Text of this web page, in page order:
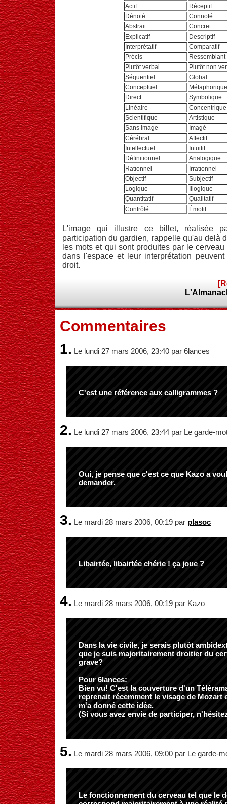
Actif
Réceptif
Dénoté
Connoté
Abstrait
Concret
Explicatif
Descriptif
Interprétatif
Comparatif
Précis
Ressemblant
Plutôt verbal
Plutôt non
Séquentiel
Global
Conceptuel
Métaphorique
Direct
Symbolique
Linéaire
Concentrique
Scientifique
Artistique
Sans image
Imagé
Cérébral
Affectif
Intellectuel
Intuitif
Définitionnel
Analogique
Rationnel
Irrationnel
Objectif
Subjectif
Logique
Illogique
Quantitatif
Qualitatif
Contrôlé
Émotif
L'image qui illustre ce billet, réalisée
participation du gardien, rappelle qu'au delà
les mots et qui sont produites par le
dans l'espace et leur interprétation
droit.
Commentaires
1. Le lundi 27 mars 2006, 23:40 par 6lances
C'est une référence aux calligrammes ?
2. Le lundi 27 mars 2006, 23:44 par Le garde-
Oui, je pense que c'est ce que Kazo a
demander.
3. Le mardi 28 mars 2006, 00:19 par plasoc
Libairtée, libairtée chérie ! ça joue ?
4. Le mardi 28 mars 2006, 00:19 par Kazo
Dans la vie civile, je serais plutôt
que je suis majoritairement droitier du
grave?
Pour 6lances:
Bien vu! C'est la couverture d'un
reprenait récemment le visage de Mozart
m'a donné cette idée.
(Si vous avez envie de participer,
5. Le mardi 28 mars 2006, 09:00 par Le garde-
Le fonctionnement du cerveau tel que le